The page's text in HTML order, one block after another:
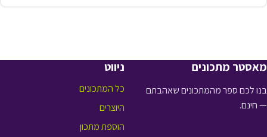
מאסטר מתכונים
בנו לכם ספר מהמתכונים שאהבתם
— חינם.
ניווט
כל המתכונים
היוצרים
הוספת מתכון